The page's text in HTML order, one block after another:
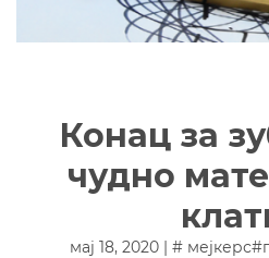
Конац за
чудно
мај 18, 2020 | # мејкерс#